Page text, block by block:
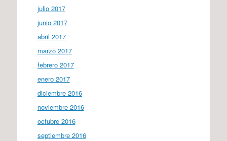
julio 2017
junio 2017
abril 2017
marzo 2017
febrero 2017
enero 2017
diciembre 2016
noviembre 2016
octubre 2016
septiembre 2016